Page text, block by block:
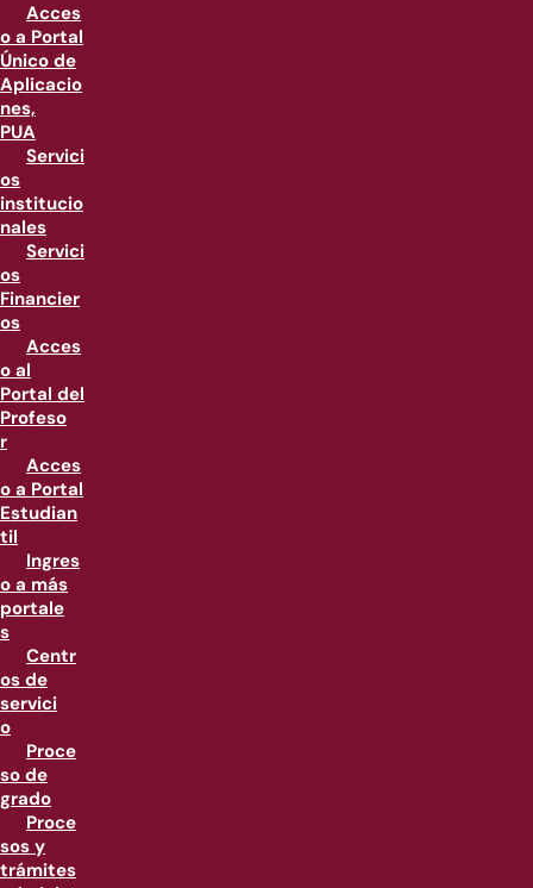
Acces
o a Portal
Único de
Aplicacio
nes,
PUA
Servici
os
institucio
nales
Servici
os
Financier
os
Acces
o al
Portal del
Profeso
r
Acces
o a Portal
Estudian
til
Ingres
o a más
portale
s
Centr
os de
servici
o
Proce
so de
grado
Proce
sos y
trámites